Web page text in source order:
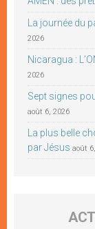
La journée du
2026
Nicaragua :
2026
Sept signes
août 6, 2026
La plus belle
par Jésus août